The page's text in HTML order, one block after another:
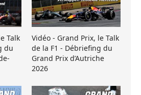
Talk
du
Vidéo - Grand Prix, le Talk
de la F1 - Débriefing du
Grand Prix d’Autriche
2026